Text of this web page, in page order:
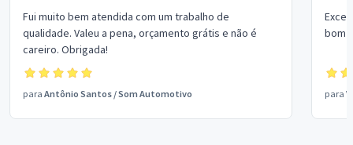
Fui muito bem atendida com um trabalho de
qualidade. Valeu a pena, orçamento grátis e não é
careiro. Obrigada!
para Antônio Santos /Som Automotivo
bom
para